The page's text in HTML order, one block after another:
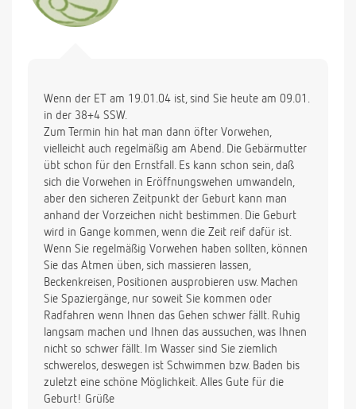
Wenn der ET am 19.01.04 ist, sind Sie heute am 09.01.
in der 38+4 SSW.
Zum Termin hin hat man dann öfter Vorwehen,
vielleicht auch regelmäßig am Abend. Die Gebärmutter
übt schon für den Ernstfall. Es kann schon sein, daß
sich die Vorwehen in Eröffnungswehen umwandeln,
aber den sicheren Zeitpunkt der Geburt kann man
anhand der Vorzeichen nicht bestimmen. Die Geburt
wird in Gange kommen, wenn die Zeit reif dafür ist.
Wenn Sie regelmäßig Vorwehen haben sollten, können
Sie das Atmen üben, sich massieren lassen,
Beckenkreisen, Positionen ausprobieren usw. Machen
Sie Spaziergänge, nur soweit Sie kommen oder
Radfahren wenn Ihnen das Gehen schwer fällt. Ruhig
langsam machen und Ihnen das aussuchen, was Ihnen
nicht so schwer fällt. Im Wasser sind Sie ziemlich
schwerelos, deswegen ist Schwimmen bzw. Baden bis
zuletzt eine schöne Möglichkeit. Alles Gute für die
Geburt! Grüße